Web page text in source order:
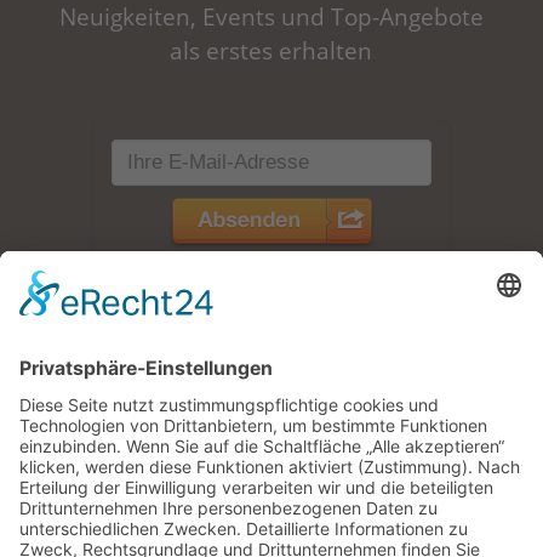
Neuigkeiten, Events und Top-Angebote
als erstes erhalten
Ferienwohnungen
Jetzt buchen